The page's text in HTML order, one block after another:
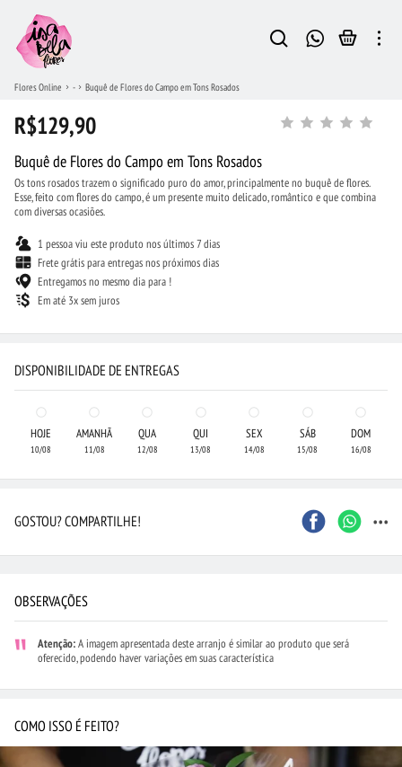
Flores Online - Buquê de Flores do Campo em Tons Rosados
R$129,90
Buquê de Flores do Campo em Tons Rosados
Os tons rosados trazem o significado puro do amor, principalmente no buquê de flores.
Esse, feito com flores do campo, é um presente muito delicado, romântico e que combina
com diversas ocasiões.
1 pessoa viu este produto nos últimos 7 dias
Frete grátis para entregas nos próximos dias
Entregamos no mesmo dia para !
Em até 3x sem juros
DISPONIBILIDADE DE ENTREGAS
HOJE
10/08
AMANHÃ
11/08
QUA
12/08
QUI
13/08
SEX
14/08
SÁB
15/08
DOM
16/08
GOSTOU? COMPARTILHE! ...
OBSERVAÇÕES
Atenção:A imagem apresentada deste arranjo é similar ao produto que será
oferecido, podendo haver variações em suas característica
COMO ISSO É FEITO?